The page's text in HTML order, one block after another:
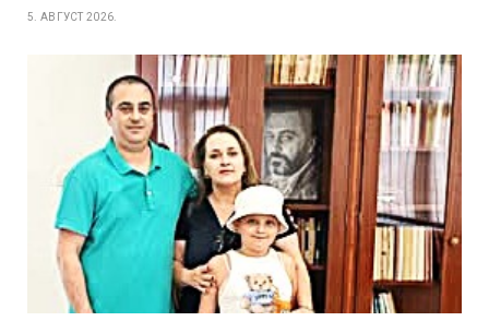
5. АВГУСТ 2026.